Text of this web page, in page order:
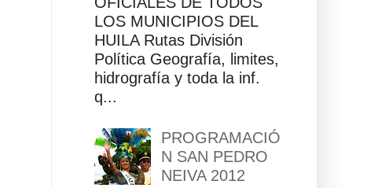
LOS MUNICIPIOS DEL
HUILA Rutas División
Política Geografía, limites,
hidrografía y toda la inf.
q...
PROGRAMACIÓ
N SAN PEDRO
NEIVA 2012